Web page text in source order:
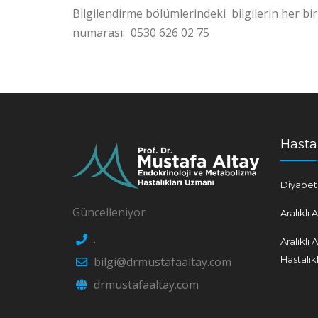
Bilgilendirme bölümlerindeki bilgilerin her
numarası: 0530 626 02 75
Güncelleniyor
.
bilgi@drmustafaaltay.com
drmustafaaltay.com
Diyabet
Aralıklı
Aralıklı